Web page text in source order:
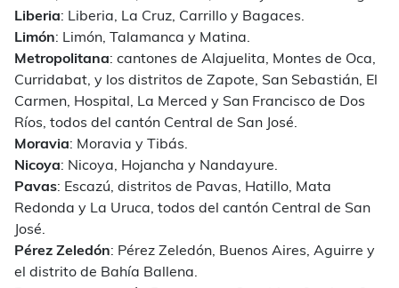
Liberia: Liberia, La Cruz, Carrillo y Bagaces.
Limón: Limón, Talamanca y Matina.
Metropolitana: cantones de Alajuelita, Montes de Oca,
Curridabat, y los distritos de Zapote, San Sebastián, El
Carmen, Hospital, La Merced y San Francisco de Dos
Ríos, todos del cantón Central de San José.
Moravia: Moravia y Tibás.
Nicoya: Nicoya, Hojancha y Nandayure.
Pavas: Escazú, distritos de Pavas, Hatillo, Mata
Redonda y La Uruca, todos del cantón Central de San
José.
Pérez Zeledón: Pérez Zeledón, Buenos Aires, Aguirre y
el distrito de Bahía Ballena.